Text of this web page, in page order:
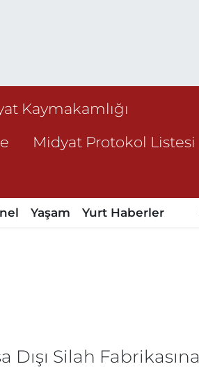
Kaymakamlığı
Midyat Protokol Listesi
Yaşam Yurt Haberler
Silah Fabrikasına